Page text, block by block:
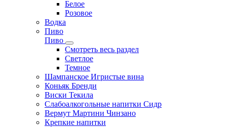
Белое
Розовое
Водка
Пиво
Пиво
Смотреть весь раздел
Cветлое
Темное
Шампанское Игристые вина
Коньяк Бренди
Виски Текила
Слабоалкогольные напитки Сидр
Вермут Мартини Чинзано
Крепкие напитки